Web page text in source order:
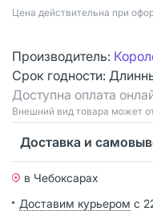
Цена действительна при
Производитель:
Срок годности:
Доступна оплата
Bнешний вид товара может
Доставка и
в Чебоксарах
Доставим курьером с